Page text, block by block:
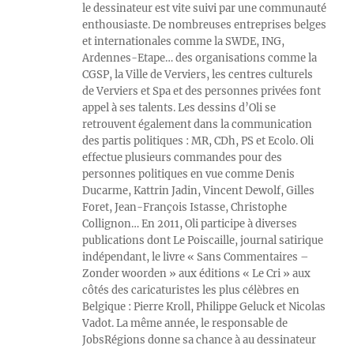
le dessinateur est vite suivi par une communauté
enthousiaste. De nombreuses entreprises belges
et internationales comme la SWDE, ING,
Ardennes-Etape… des organisations comme la
CGSP, la Ville de Verviers, les centres culturels
de Verviers et Spa et des personnes privées font
appel à ses talents. Les dessins d’Oli se
retrouvent également dans la communication
des partis politiques : MR, CDh, PS et Ecolo. Oli
effectue plusieurs commandes pour des
personnes politiques en vue comme Denis
Ducarme, Kattrin Jadin, Vincent Dewolf, Gilles
Foret, Jean-François Istasse, Christophe
Collignon… En 2011, Oli participe à diverses
publications dont Le Poiscaille, journal satirique
indépendant, le livre « Sans Commentaires –
Zonder woorden » aux éditions « Le Cri » aux
côtés des caricaturistes les plus célèbres en
Belgique : Pierre Kroll, Philippe Geluck et Nicolas
Vadot. La même année, le responsable de
JobsRégions donne sa chance à au dessinateur